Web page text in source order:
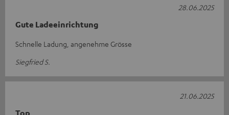
Gute Ladeeinrichtung
Schnelle Ladung, angenehme Grösse
Siegfried S.
28.06.2025
21.06.2025